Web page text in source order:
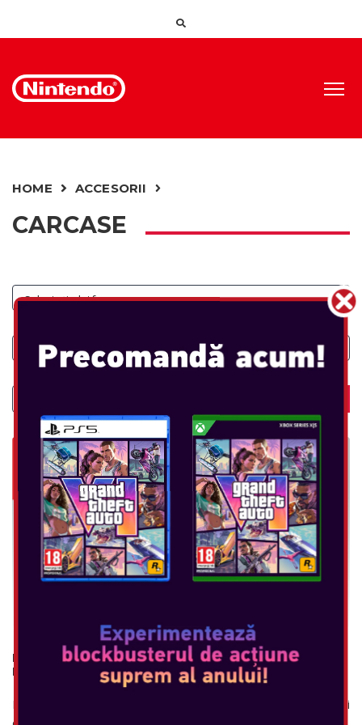
HOME ACCESORII
CARCASE
NINTENDO SWITCH CARRYING CASE & SCREEN
PROTECTOR
Bucurați-vă de experiența supremă a consolei acasă oricând și